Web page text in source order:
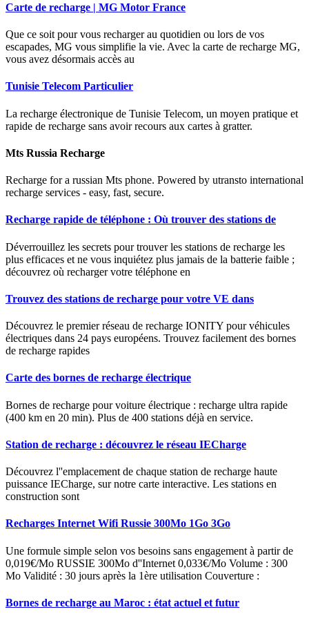
Carte de recharge | MG Motor France
Que ce soit pour vous recharger au quotidien ou lors de vos
escapades, MG vous simplifie la vie. Avec la carte de recharge MG,
vous avez désormais accès au
Tunisie Telecom Particulier
La recharge électronique de Tunisie Telecom, un moyen pratique et
rapide de recharge sans avoir recours aux cartes à gratter.
Mts Russia Recharge
Recharge for a russian Mts phone. Powered by utransto international
recharge services - easy, fast, secure.
Recharge rapide de téléphone : Où trouver des stations de
Déverrouillez les secrets pour trouver les stations de recharge les
plus efficaces et ne vous inquiétez plus jamais de la batterie faible ;
découvrez où recharger votre téléphone en
Trouvez des stations de recharge pour votre VE dans
Découvrez le premier réseau de recharge IONITY pour véhicules
électriques dans 24 pays européens. Trouvez facilement des bornes
de recharge rapides
Carte des bornes de recharge électrique
Bornes de recharge pour voiture électrique : recharge ultra rapide
(400 km en 20 min). Plus de 400 stations déjà en service.
Station de recharge : découvrez le réseau IECharge
Découvrez l''emplacement de chaque station de recharge haute
puissance IECharge, sur notre carte interactive. Les stations en
construction sont
Recharges Internet Wifi Russie 300Mo 1Go 3Go
Une formule simple selon vos besoins sans engagement à partir de
0,019€/Mo RUSSIE 300Mo d''Internet 0,033€/Mo Volume : 300
Mo Validité : 30 jours après la 1ère utilisation Couverture :
Bornes de recharge au Maroc : état actuel et futur